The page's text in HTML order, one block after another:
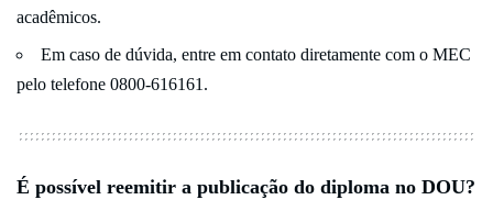
acadêmicos.
Em caso de dúvida, entre em contato diretamente com o MEC
pelo telefone 0800-616161.
É possível reemitir a publicação do diploma no DOU?